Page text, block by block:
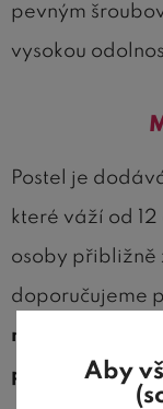
pevným
vysokou
Postel je
které váží od
osoby přibližně
doporučujeme
nákupním
preferujete
Aby